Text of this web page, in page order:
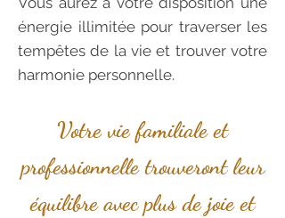
énergie illimitée pour traverser les
tempêtes de la vie et trouver votre
harmonie personnelle.
Votre vie familiale et
professionnelle trouveront leur
équilibre avec plus de joie et